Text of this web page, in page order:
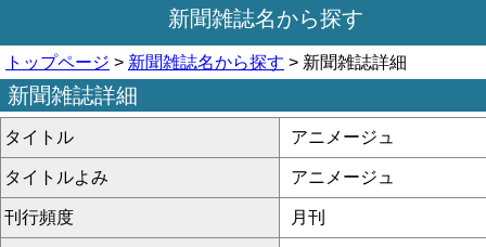
新聞雑誌名から探す
トップページ > 新聞雑誌名から探す > 新聞雑誌詳細
新聞雑誌詳細
タイトル アニメージュ
タイトルよみ アニメージュ
刊行頻度 月刊